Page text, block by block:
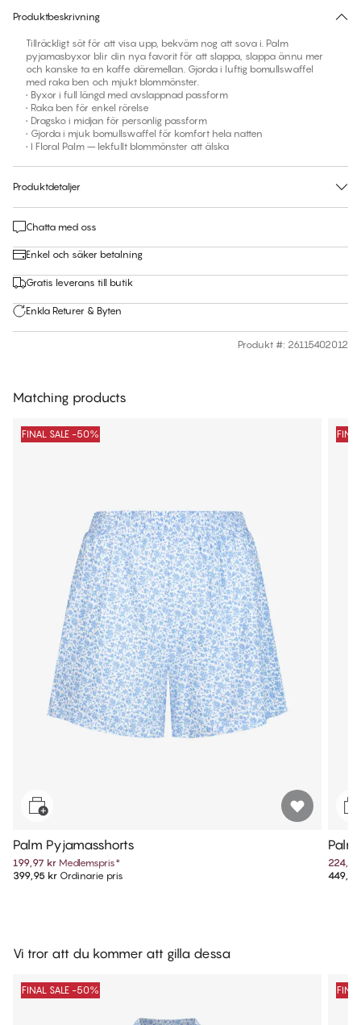
Produktbeskrivning
Tillräckligt söt för att visa upp, bekväm nog att sova i. Palm
pyjamasbyxor blir din nya favorit för att slappa, slappa ännu mer
och kanske ta en kaffe däremellan. Gjorda i luftig bomullswaffel
med raka ben och mjukt blommönster.
• Byxor i full längd med avslappnad passform
• Raka ben för enkel rörelse
• Dragsko i midjan för personlig passform
• Gjorda i mjuk bomullswaffel för komfort hela natten
• I Floral Palm – lekfullt blommönster att älska
Produktdetaljer
Chatta med oss
Enkel och säker betalning
Gratis leverans till butik
Enkla Returer & Byten
Produkt #: 26115402012
Matching products
FINAL SALE -50%
Palm Pyjamasshorts
199,97 kr Medlemspris*
399,95 kr Ordinarie pris
Vi tror att du kommer att gilla dessa
FINAL SALE -50%